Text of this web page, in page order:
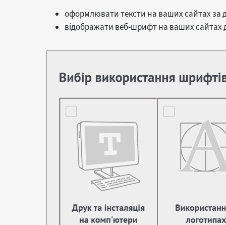
оформлювати тексти на ваших сайтах за
відображати веб-шрифт на ваших сайтах